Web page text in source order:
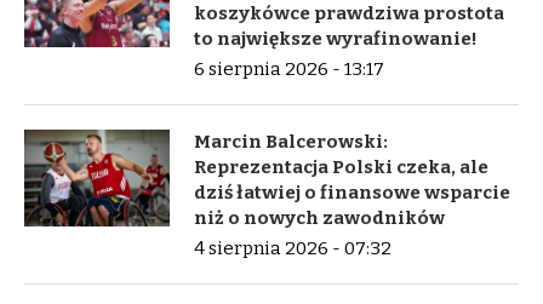
koszykówce prawdziwa prostota
to największe wyrafinowanie!
6 sierpnia 2026 - 13:17
Marcin Balcerowski:
Reprezentacja Polski czeka, ale
dziś łatwiej o finansowe wsparcie
niż o nowych zawodników
4 sierpnia 2026 - 07:32